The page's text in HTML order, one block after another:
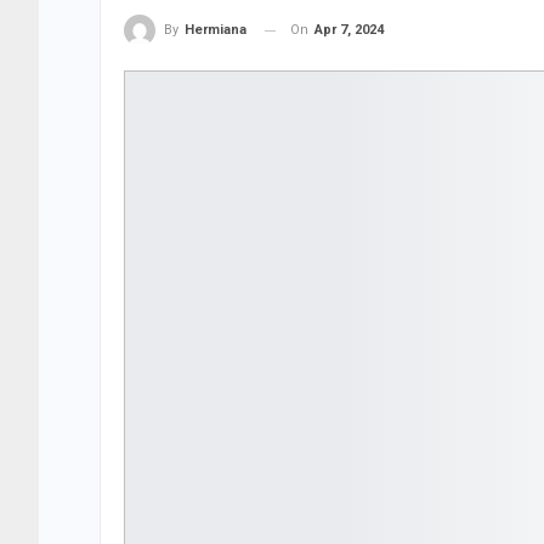
By Hermiana On Apr 7, 2024